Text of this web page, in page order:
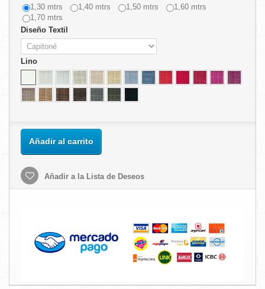
1,30 mtrs
1,40 mtrs 1,50 mtrs
1,60 mtrs
1,70 mtrs
Diseño Textil
Lino
Añadir al carrito
Añadir a la Lista de Deseos